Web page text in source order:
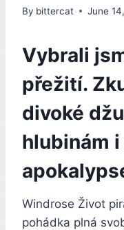
By bittercat June
Vybrali
přežití.
divoké
hlubinám
Windrose Život
pohádka plná